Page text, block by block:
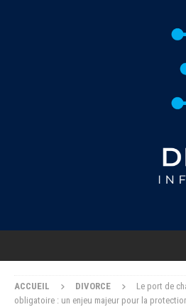
ACCUEIL DIVORCE
Le port de
obligatoire : un enjeu majeur pour la